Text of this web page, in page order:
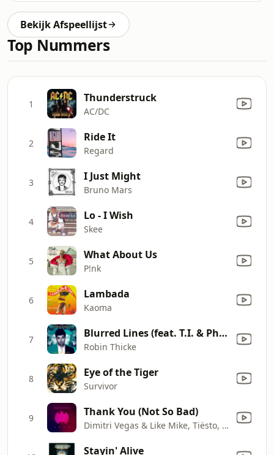
Bekijk Afspeellijst
Top Nummers
1 Thunderstruck
AC/DC
2 Ride It
Regard
3 I Just Might
Bruno Mars
4 Lo - I Wish
Skee
5 What About Us
P!nk
6 Lambada
Kaoma
7 Blurred Lines (feat. T.I. & Pharrell)
Robin Thicke
8 Eye of the Tiger
Survivor
9 Thank You (Not So Bad)
Dimitri Vegas & Like Mike, Tiësto, Dido, W&W, Dimitri Vegas & Like Mike
Stayin' Alive